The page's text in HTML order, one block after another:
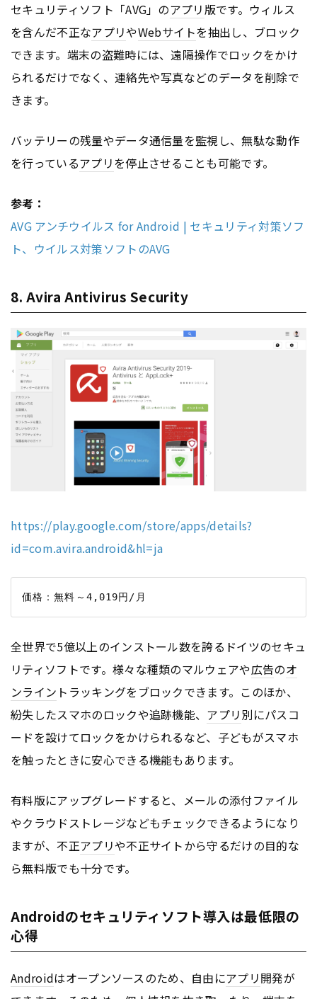
セキュリティソフト「AVG」のアプリ版です。ウィルス
を含んだ不正なアプリやWebサイトを抽出し、ブロック
できます。端末の盗難時には、遠隔操作でロックをかけ
られるだけでなく、連絡先や写真などのデータを削除で
きます。
バッテリーの残量やデータ通信量を監視し、無駄な動作
を行っているアプリを停止させることも可能です。
参考：
AVG アンチウイルス for Android | セキュリティ対策ソフ
ト、ウイルス対策ソフトのAVG
8. Avira Antivirus Security
https://play.google.com/store/apps/details?
id=com.avira.android&hl=ja
全世界で5億以上のインストール数を誇るドイツのセキュ
リティソフトです。様々な種類のマルウェアや広告のオ
ンライン トラッキングをブロックできます。このほか、
紛失したスマホのロックや追跡機能、 アプリ別にパスコ
ードを設けてロックをかけられるなど、子どもがスマホ
を触ったときに安心できる機能もあります。
有料版にアップグレードすると、メールの添付ファイル
やクラウドストレージなどもチェックできるようになり
ますが、不正アプリや不正サイトから守るだけの目的な
ら無料版でも十分です。
Androidのセキュリティソフト導入は最低限の
心得
Androidはオープンソースのため、自由にアプリ開発が